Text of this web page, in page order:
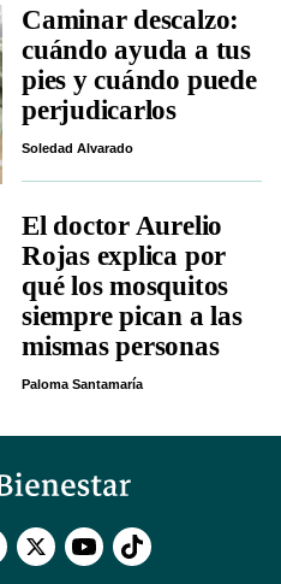
Caminar descalzo:
cuándo ayuda a tus
pies y cuándo puede
perjudicarlos
Soledad Alvarado
El doctor Aurelio
Rojas explica por
qué los mosquitos
siempre pican a las
mismas personas
Paloma Santamaría